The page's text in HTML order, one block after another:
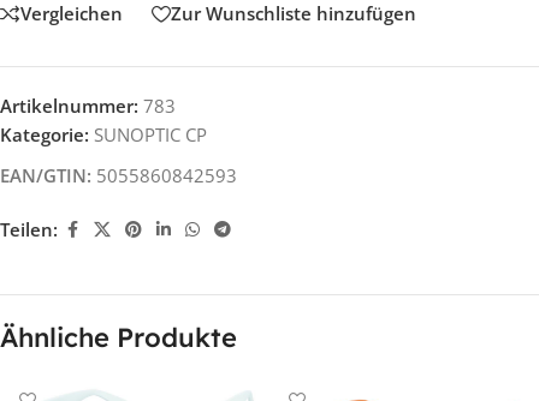
Vergleichen Zur Wunschliste hinzufügen
Artikelnummer: 783
Kategorie: SUNOPTIC CP
EAN/GTIN: 5055860842593
Teilen:
Ähnliche Produkte